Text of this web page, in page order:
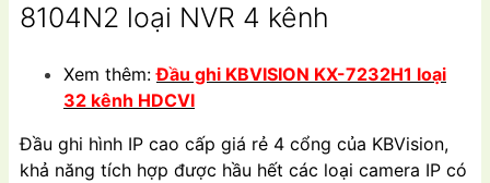
8104N2 loại NVR 4 kênh
Xem thêm:Đầu ghi KBVISION KX-7232H1 loại
32 kênh HDCVI
Đầu ghi hình IP cao cấp giá rẻ 4 cổng của KBVision,
khả năng tích hợp được hầu hết các loại camera IP có